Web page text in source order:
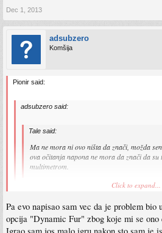
Dec 1, 2013
adsubzero
Komšija
Pionir said:
adsubzero said:
Tale said:
Ma ne mora ni ovo ništa da znači, možda
ova očitanja napona ne mora da znači da su
multimetrom.
U biosu su ocitanja za 3.3V i 12V unutar 3%
ocitanju u aplikaciji.
Click to expand...
Eto zbog toga sam predlozio GPU-Z, jer je KingT
Click to expand...
Pa evo napisao sam vec da je problem
opcija "Dynamic Fur" zbog koje mi se ono